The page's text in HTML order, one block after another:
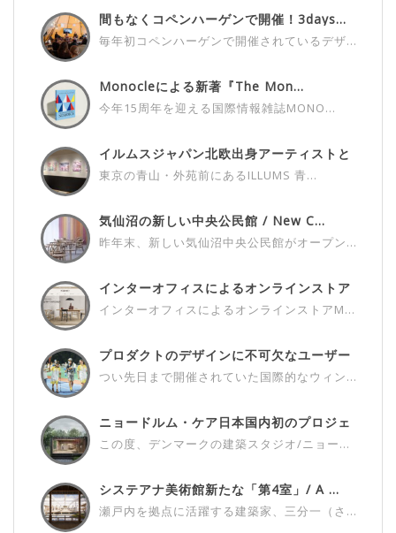
間もなくコペンハーゲンで開催！3days...
毎年初コペンハーゲンで開催されているデザ...
Monocleによる新著『The Mon...
今年15周年を迎える国際情報雑誌MONO...
イルムスジャパン北欧出身アーティストと
の...
東京の青山・外苑前にあるILLUMS 青...
気仙沼の新しい中央公民館 / New C...
昨年末、新しい気仙沼中央公民館がオープン...
インターオフィスによるオンラインストア
インターオフィスによるオンラインストアM...
プロダクトのデザインに不可欠なユーザー
つい先日まで開催されていた国際的なウィン...
ニョードルム・ケア日本国内初のプロジェ
この度、デンマークの建築スタジオ/ニョー...
システアナ美術館新たな「第4室」/ A ...
瀬戸内を拠点に活躍する建築家、三分一（さ...